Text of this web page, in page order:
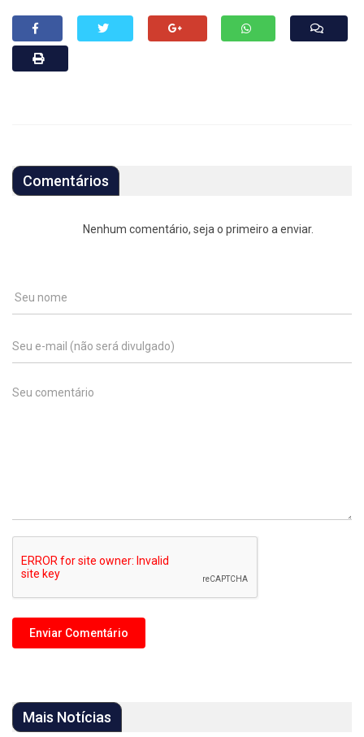
Comentários
Nenhum comentário, seja o primeiro a enviar.
Mais Notícias